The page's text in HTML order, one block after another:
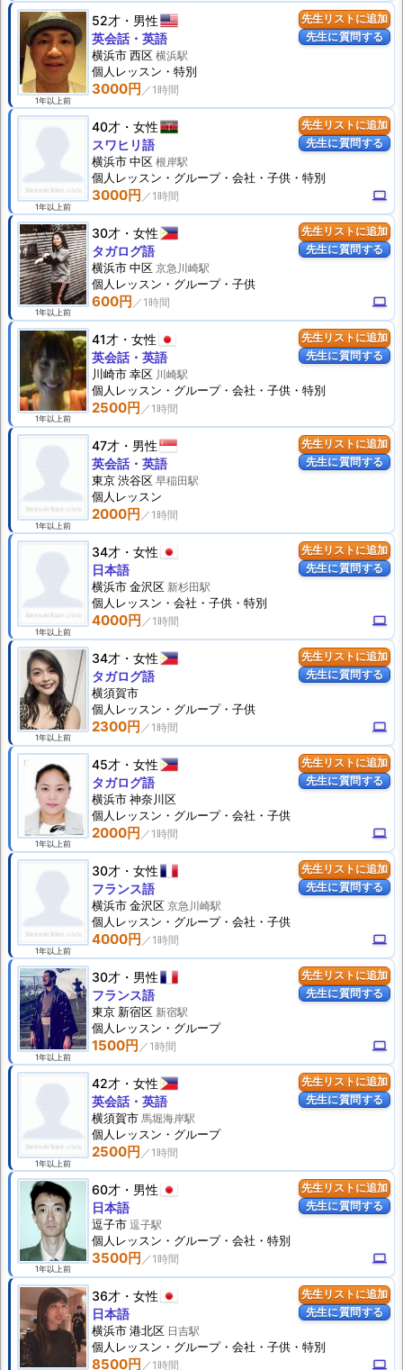
先生リストに追加
先生に質問する
1年以上前
52才 男性
3000円
英会話・英語
横浜市 西区 横浜駅
個人 レッスン ・特別
先生リストに追加
先生に質問する
1年以上前
40才 女性
3000円 computer
スワヒリ語
横浜市 中区 根岸駅
個人 レッスン ・グループ・会社・子供・特別
先生リストに追加
先生に質問する
1年以上前
30才 女性
600円 computer
タガログ語
横浜市 中区 京急川崎駅
個人 レッスン ・グループ・子供
先生リストに追加
先生に質問する
1年以上前
41才 女性
2500円
英会話・英語
川崎市 幸区 川崎駅
個人 レッスン ・グループ・会社・子供・特別
先生リストに追加
先生に質問する
1年以上前
47才 男性
2000円
英会話・英語
東京 渋谷区 早稲田駅
個人 レッスン
先生リストに追加
先生に質問する
1年以上前
34才 女性
4000円 computer
日本語
横浜市 金沢区 新杉田駅
個人 レッスン ・会社・子供・特別
先生リストに追加
先生に質問する
1年以上前
34才 女性
2300円 computer
タガログ語
横須賀市
個人 レッスン ・グループ・子供
先生リストに追加
先生に質問する
1年以上前
45才 女性
2000円 computer
タガログ語
横浜市 神奈川区
個人 レッスン ・グループ・会社・子供
先生リストに追加
先生に質問する
1年以上前
30才 女性
4000円 computer
フランス語
横浜市 金沢区 京急川崎駅
個人 レッスン ・グループ・会社・子供
先生リストに追加
先生に質問する
1年以上前
30才 男性
1500円 computer
フランス語
東京 新宿区 新宿駅
個人 レッスン ・グループ
先生リストに追加
先生に質問する
1年以上前
42才 女性
2500円
英会話・英語
横須賀市 馬堀海岸駅
個人 レッスン ・グループ
先生リストに追加
先生に質問する
1年以上前
60才 男性
3500円 computer
日本語
逗子市 逗子駅
個人 レッスン ・グループ・会社・特別
先生リストに追加
先生に質問する
36才 女性
8500円 computer
日本語
横浜市 港北区 日吉駅
個人 レッスン ・グループ・会社・子供・特別